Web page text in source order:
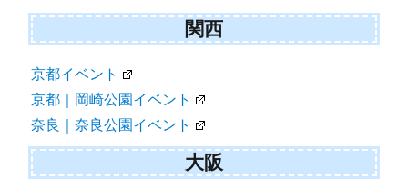
関西
京都イベント
京都｜岡崎公園イベント
奈良｜奈良公園イベント
大阪